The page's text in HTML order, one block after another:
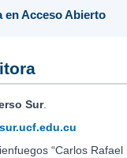
en Acceso Abierto
Sur.
“Carlos Rafael